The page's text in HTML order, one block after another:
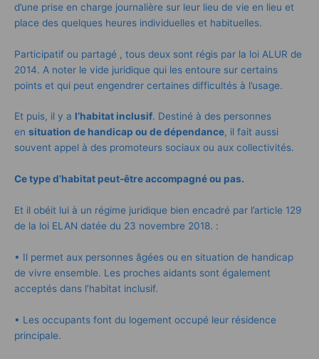
d’une prise en charge journalière sur leur lieu de vie en lieu et
place des quelques heures individuelles et habituelles.
Participatif ou partagé , tous deux sont régis par la loi ALUR de
2014. A noter le vide juridique qui les entoure sur certains
points et qui peut engendrer certaines difficultés à l’usage.
Et puis, il y a l’habitat inclusif. Destiné à des personnes
en situation de handicap ou de dépendance, il fait aussi
souvent appel à des promoteurs sociaux ou aux collectivités.
Ce type d’habitat peut-être accompagné ou pas.
Et il obéit lui à un régime juridique bien encadré par l’article 129
de la loi ELAN datée du 23 novembre 2018. :
• Il permet aux personnes âgées ou en situation de handicap
de vivre ensemble. Les proches aidants sont également
acceptés dans l’habitat inclusif.
• Les occupants font du logement occupé leur résidence
principale.